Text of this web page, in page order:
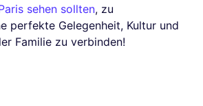
sehen sollten, zu
perfekte Gelegenheit, Kultur und
Familie zu verbinden!